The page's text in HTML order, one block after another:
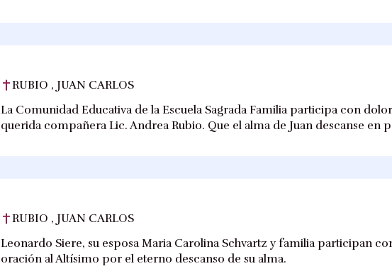
RUBIO , JUAN CARLOS
La Comunidad Educativa de la Escuela Sagrada Familia participa con
querida compañera Lic. Andrea Rubio. Que el alma de Juan descanse en
RUBIO , JUAN CARLOS
Leonardo Siere, su esposa Maria Carolina Schvartz y familia participan
oración al Altísimo por el eterno descanso de su alma.